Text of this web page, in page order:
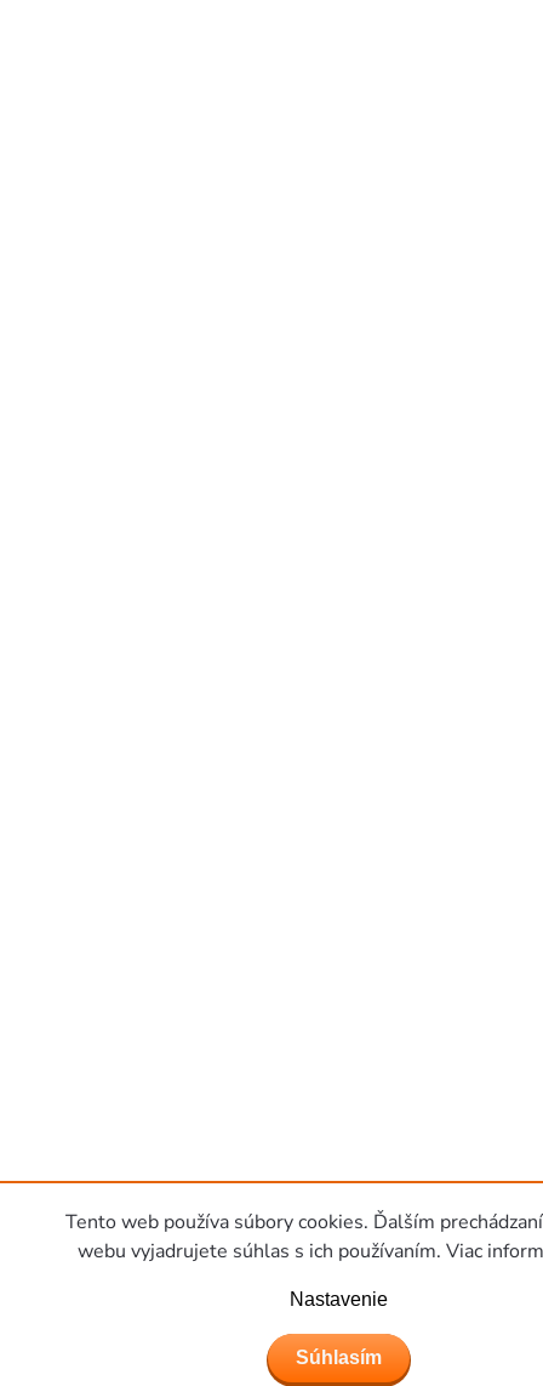
Tento web používa súbory cookies. Ďalším
webu vyjadrujete súhlas s ich používaním. Viac
Nastavenie
Súhlasím